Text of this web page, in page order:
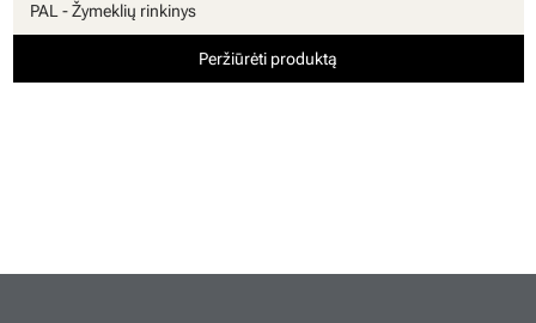
PAL - Žymeklių rinkinys
Peržiūrėti produktą